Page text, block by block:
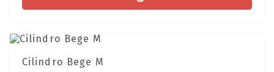
Cilindro Bege M